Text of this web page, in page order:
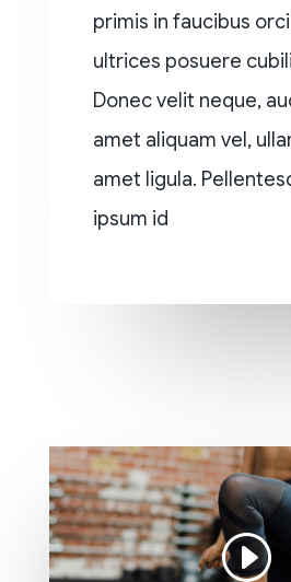
primis in faucibus
ultrices posuere
Donec velit neque,
amet aliquam vel,
amet ligula.
ipsum id